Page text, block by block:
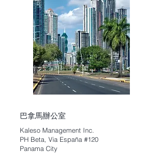
巴拿馬辦公室
Kaleso Management Inc.
PH Beta, Via España #120
Panama City